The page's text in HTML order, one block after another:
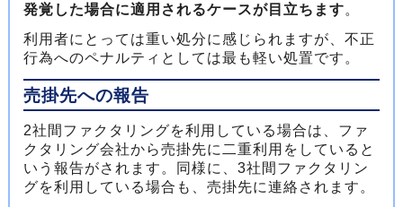
発覚した場合に適用されるケースが目立ちます。
利用者にとっては重い処分に感じられますが、不正
行為へのペナルティとしては最も軽い処置です。
売掛先への報告
2社間ファクタリングを利用している場合は、ファ
クタリング会社から売掛先に二重利用をしていると
いう報告がされます。同様に、3社間ファクタリン
グを利用している場合も、売掛先に連絡されます。